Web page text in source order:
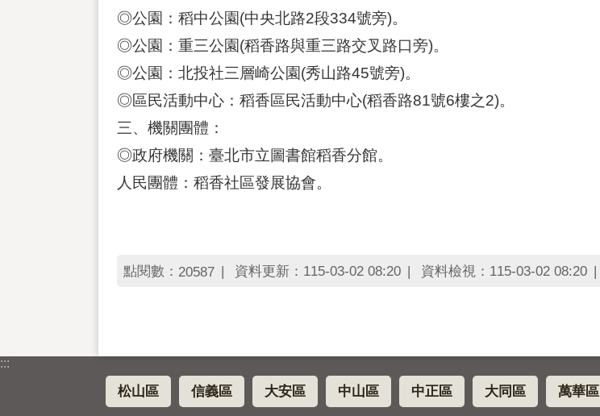
◎公園：稻中公園(中央北路2段334號旁)。
◎公園：重三公園(稻香路與重三路交叉路口旁)。
◎公園：北投社三層崎公園(秀山路45號旁)。
◎區民活動中心：稻香區民活動中心(稻香路81號6樓之2)。
三、機關團體：
◎政府機關：臺北市立圖書館稻香分館。
人民團體：稻香社區發展協會。
點閱數： 20587 資料更新：115-03-02 08:20 資料檢視：115-03-02 08:20
:::
松山區 信義區 大安區 中山區 中正區 大同區 萬華區